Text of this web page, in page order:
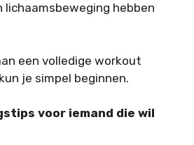
lichaamsbeweging hebben
een volledige workout
je simpel beginnen.
voor iemand die wil